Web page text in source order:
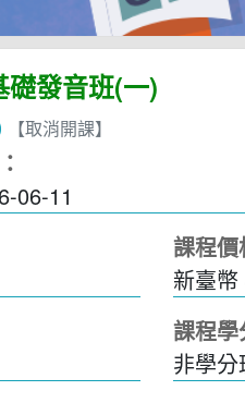
礎發音班(一)
【取消開課】
06-11
課程價
新臺
課程學
非學分